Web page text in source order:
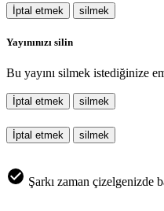
İptal etmek silmek
Yayınınızı silin
Bu yayını silmek istediğinize
İptal etmek silmek
İptal etmek silmek
Şarkı zaman çizelgenizde